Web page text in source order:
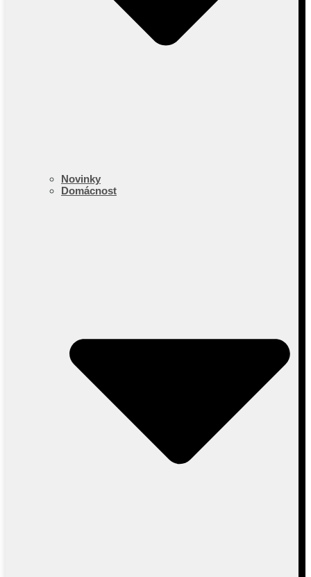
Novinky
Domácnost